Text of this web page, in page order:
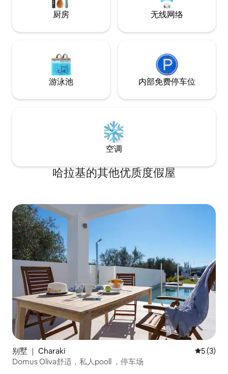
fireplace and a new space with Spa
Jacuzzi with a wonderful sea view.
厨房 无线网络
游泳池 内部免费停车位
空调
哈拉基的其他优质度假屋
别墅 ｜ Charaki 平均评分
5 (3)
Domus Oliva舒适，私人pooll ，停车场